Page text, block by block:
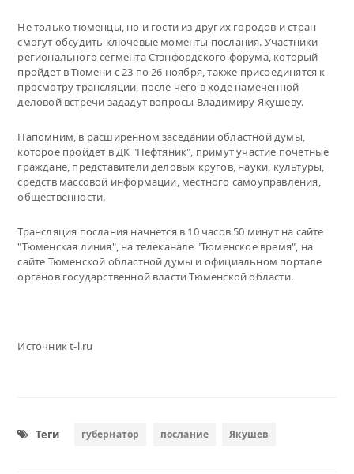
Не только тюменцы, но и гости из других городов и стран
смогут обсудить ключевые моменты послания. Участники
регионального сегмента Стэнфордского форума, который
пройдет в Тюмени с 23 по 26 ноября, также присоединятся к
просмотру трансляции, после чего в ходе намеченной
деловой встречи зададут вопросы Владимиру Якушеву.
Напомним, в расширенном заседании областной думы,
которое пройдет в ДК "Нефтяник", примут участие почетные
граждане, представители деловых кругов, науки, культуры,
средств массовой информации, местного самоуправления,
общественности.
Трансляция послания начнется в 10 часов 50 минут на сайте
"Тюменская линия", на телеканале "Тюменское время", на
сайте Тюменской областной думы и официальном портале
органов государственной власти Тюменской области.
Источник t-l.ru
Теги губернатор послание Якушев